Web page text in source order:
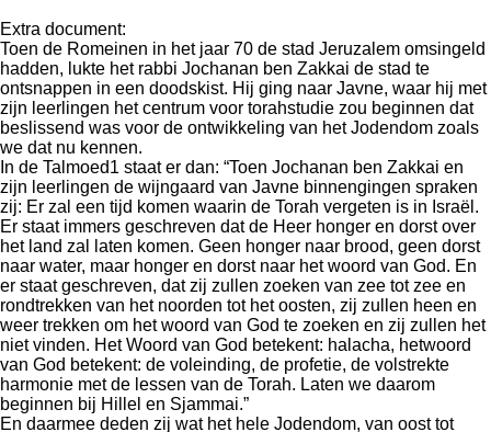
Extra document:
Toen de Romeinen in het jaar 70 de stad Jeruzalem omsingeld
hadden, lukte het rabbi Jochanan ben Zakkai de stad te
ontsnappen in een doodskist. Hij ging naar Javne, waar hij met
zijn leerlingen het centrum voor torahstudie zou beginnen dat
beslissend was voor de ontwikkeling van het Jodendom zoals
we dat nu kennen.
In de Talmoed1 staat er dan: “Toen Jochanan ben Zakkai en
zijn leerlingen de wijngaard van Javne binnengingen spraken
zij: Er zal een tijd komen waarin de Torah vergeten is in Israël.
Er staat immers geschreven dat de Heer honger en dorst over
het land zal laten komen. Geen honger naar brood, geen dorst
naar water, maar honger en dorst naar het woord van God. En
er staat geschreven, dat zij zullen zoeken van zee tot zee en
rondtrekken van het noorden tot het oosten, zij zullen heen en
weer trekken om het woord van God te zoeken en zij zullen het
niet vinden. Het Woord van God betekent: halacha, hetwoord
van God betekent: de voleinding, de profetie, de volstrekte
harmonie met de lessen van de Torah. Laten we daarom
beginnen bij Hillel en Sjammai.”
En daarmee deden zij wat het hele Jodendom, van oost tot